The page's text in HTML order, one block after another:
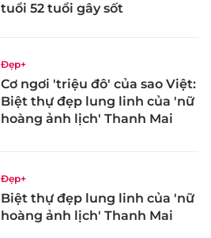
tuổi 52 tuổi gây sốt
Đẹp+
Cơ ngơi 'triệu đô' của sao Việt:
Biệt thự đẹp lung linh của 'nữ
hoàng ảnh lịch' Thanh Mai
Đẹp+
Biệt thự đẹp lung linh của 'nữ
hoàng ảnh lịch' Thanh Mai